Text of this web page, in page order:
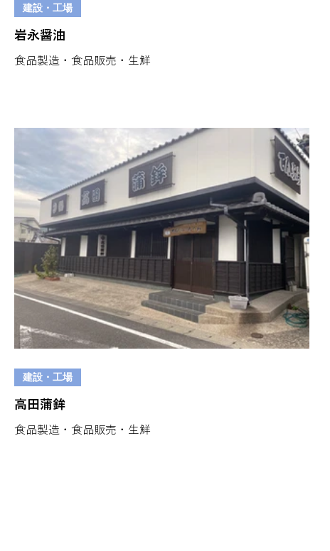
岩永醤油
食品製造・食品販売・生鮮
建設・工場
高田蒲鉾
食品製造・食品販売・生鮮
建設・工場